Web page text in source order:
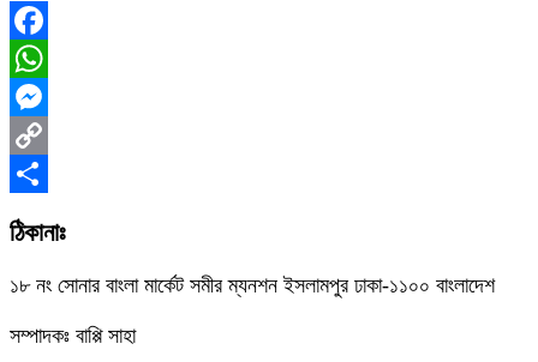
Facebook
WhatsApp
Messenger
Copy
Link
Share
ঠিকানাঃ
১৮ নং সোনার বাংলা মার্কেট সমীর ম্যনশন ইসলামপুর ঢাকা-১১০০ বাংলাদেশ
সম্পাদকঃ বাপ্পি সাহা